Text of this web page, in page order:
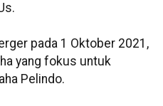
pada 1 Oktober 2021,
yang fokus untuk
Pelindo.